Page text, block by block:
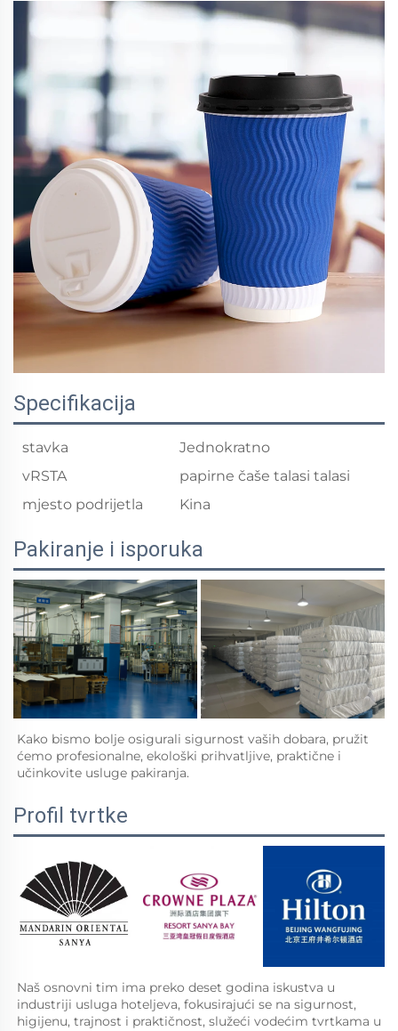
Specifikacija
stavka
Jednokratno
vRSTA
papirne čaše talasi talasi
mjesto podrijetla
Kina
Pakiranje i isporuka
Kako bismo bolje osigurali sigurnost vaših dobara, pružit
ćemo profesionalne, ekološki prihvatljive, praktične i
učinkovite usluge pakiranja.
Profil tvrtke
Naš osnovni tim ima preko deset godina iskustva u
industriji usluga hoteljeva, fokusirajući se na sigurnost,
higijenu, trajnost i praktičnost, služeći vodećim tvrtkama u